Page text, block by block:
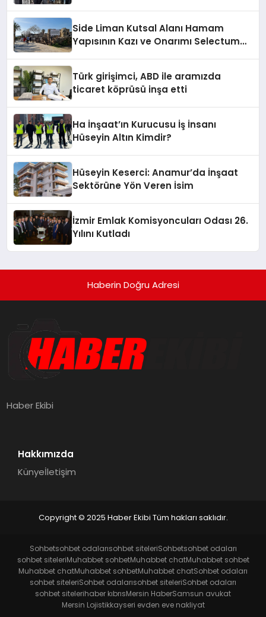
Side Liman Kutsal Alanı Hamam
Yapısının Kazı ve Onarımı Selectum
Türk girişimci, ABD ile aramızda
ticaret köprüsü inşa etti
Ha İnşaat’ın Kurucusu İş İnsanı
Hüseyin Altın Kimdir?
Hüseyin Keserci: Anamur’da İnşaat
Sektörüne Yön Veren İsim
İzmir Emlak Komisyoncuları Odası 26.
Yılını Kutladı
Haberin Doğru Adresi
Haber Ekibi
Hakkımızda
Künyeİletişim
Copyright © 2025 Haber Ekibi Tüm hakları saklıdır.
Sohbetsohbet odalarısohbet siteleriSohbetsohbet odaları
sohbet siteleriMuhabbet sohbetMuhabbet chatMuhabbet sohbet
Muhabbet chatMuhabbet sohbetMuhabbet chatSohbet odaları
sohbet siteleriSohbet odalarısohbet siteleriSohbet odaları
sohbet sitelerihaber kıbrısMersin HaberSamsun avukat
Mersin Lojistikkayseri evden eve nakliyat